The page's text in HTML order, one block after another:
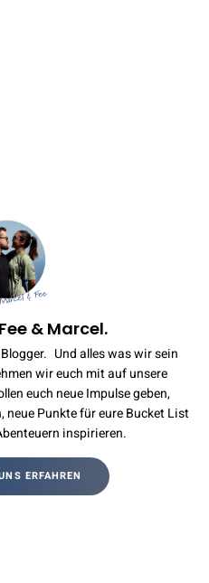
& Marcel.
Und alles was wir sein
wir euch mit auf unsere
euch neue Impulse geben,
neue Punkte für eure Bucket List
inspirieren.
ERFAHREN